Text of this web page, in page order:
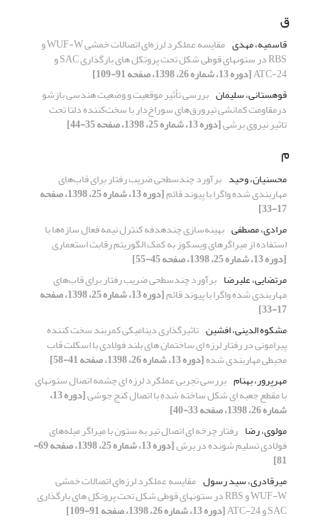
ق
قاسمیه، مهدی مقایسه عملکرد لرزه‌ای اتصالات خمشی WUF-W و
RBS در ستونهای قوطی شکل تحت پروتکل های بارگذاری SAC و
ATC-24[دوره 13، شماره 26، 1398، صفحه 91-109]
قوهستانی، سلیمان بررسی تأثیر موقعیت و وضعیت هندسی بازشو
درمقاومت کمانشی تیرورق‌های سوراخ‌دار با سخت‌کننده دلتا تحت
تاثیر نیروی برشی[دوره 13، شماره 25، 1398، صفحه 35-44]
م
محسنیان، وحید برآورد چندسطحی ضریب رفتار برای قاب‌های
مهاربندی شده واگرا با پیوند قائم [دوره 13، شماره 25، 1398، صفحه
17-33]
مرادی، مصطفی بهینه‌سازی چندهدفه کنترل نیمه فعال سازه‌ها با
استفاده از میراگرهای ویسکوز به کمک الگوریتم رقابت استعماری
[دوره 13، شماره 25، 1398، صفحه 45-55]
مرتضایی، علیرضا برآورد چندسطحی ضریب رفتار برای قاب‌های
مهاربندی شده واگرا با پیوند قائم [دوره 13، شماره 25، 1398، صفحه
17-33]
مشکوه الدینی، افشین تاثیرگذاری دینامیکی کمربند سخت کننده
پیرامونی در رفتار لرزه ای ساختمان های بلند فولادی با اسکلت قاب
محیطی مهاربندی شده[دوره 13، شماره 26، 1398، صفحه 41-58]
مهرپرور، بهنام بررسی تجربی عملکرد لرزه ای چشمه اتصال ستونهای
با مقطع جعبه ای شکل ساخته شده با اتصال کنج جوشی [دوره 13،
شماره 26، 1398، صفحه 33-40]
مولوی، رضا رفتار چرخه ای اتصال تیر به ستون با میراگر میله‌های
فولادی تسلیم شونده در برش [دوره 13، شماره 25، 1398، صفحه 69-
81]
میرقادری، سید رسول مقایسه عملکرد لرزه‌ای اتصالات خمشی
WUF-W و RBS در ستونهای قوطی شکل تحت پروتکل های بارگذاری
SAC و ATC-24 [دوره 13، شماره 26، 1398، صفحه 91-109]